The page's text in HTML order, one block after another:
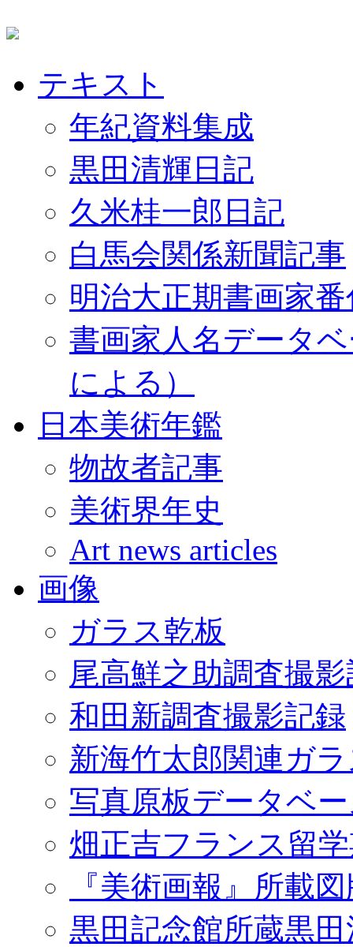
テキスト
年紀資料集成
黒田清輝日記
久米桂一郎日記
白馬会関係新聞記事
明治大正期書画家
書画家人名データ
による）
日本美術年鑑
物故者記事
美術界年史
Art news articles
画像
ガラス乾板
尾高鮮之助調査撮
和田新調査撮影記録
新海竹太郎関連ガ
写真原板データベ
畑正吉フランス留
『美術画報』所載
黒田記念館所蔵黒